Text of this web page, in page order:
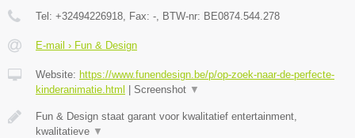
Tel: +32494226918 , Fax: - , BTW-nr: BE0874.544.278
E-mail › Fun & Design
Website: https://www.funendesign.be/p/op-zoek-naar-de-perfecte-
kinderanimatie.html | Screenshot ▼
Fun & Design staat garant voor kwalitatief entertainment,
kwalitatieve ▼